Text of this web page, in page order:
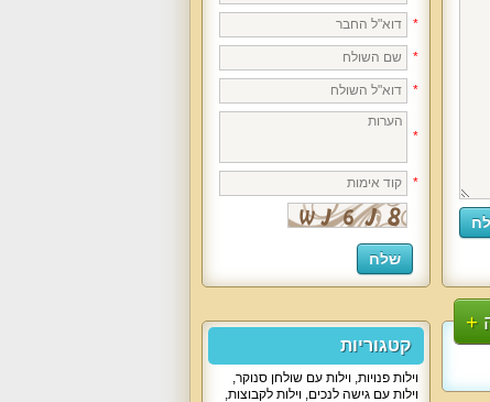
*
*
*
*
*
קטגוריות
וילות פנויות, וילות עם שולחן סנוקר,
וילות עם גישה לנכים, וילות לקבוצות,